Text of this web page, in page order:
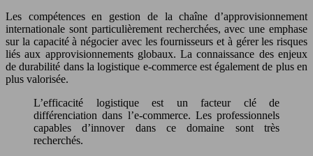
Les compétences en gestion de la chaîne d’approvisionnement
internationale sont particulièrement recherchées, avec une emphase
sur la capacité à négocier avec les fournisseurs et à gérer les risques
liés aux approvisionnements globaux. La connaissance des enjeux
de durabilité dans la logistique e-commerce est également de plus en
plus valorisée.
L’efficacité logistique est un facteur clé de
différenciation dans l’e-commerce. Les professionnels
capables d’innover dans ce domaine sont très
recherchés.